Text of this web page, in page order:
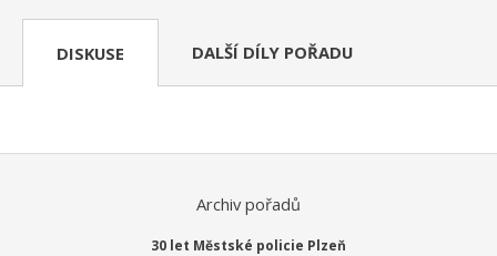
DISKUSE DALŠÍ DÍLY POŘADU
Archiv pořadů
30 let Městské policie Plzeň